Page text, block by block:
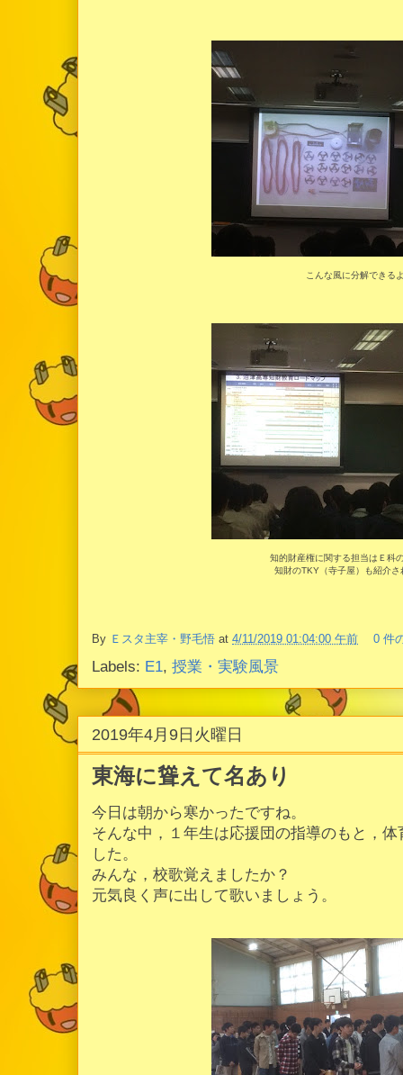
こんな風に分解できる
知的財産権に関する担当はＥ科
知財のTKY（寺子屋）も紹介さ
By Ｅスタ主宰・野毛悟 at 4/11/2019 01:04:00 午前 0 件
Labels: E1, 授業・実験風景
2019年4月9日火曜日
東海に聳えて名あり
今日は朝から寒かったですね。
そんな中，１年生は応援団の指導のもと，
した。
みんな，校歌覚えましたか？
元気良く声に出して歌いましょう。